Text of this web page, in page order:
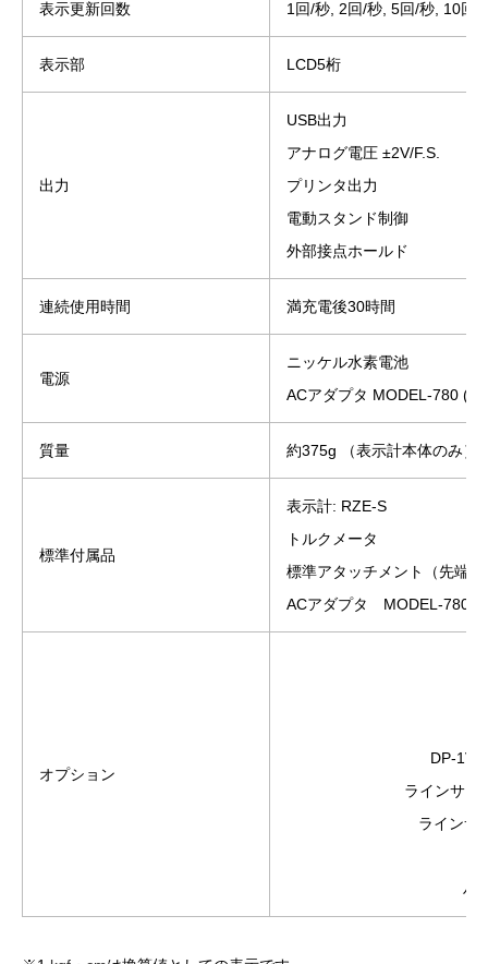
表示更新回数 1回/秒, 2回/秒, 5回/秒, 10回/
表示部 LCD5桁
出力
USB出力
アナログ電圧 ±2V/F.S.
プリンタ出力
電動スタンド制御
外部接点ホールド
連続使用時間 満充電後30時間
電源
ニッケル水素電池
ACアダプタ MODEL-780
質量 約375g （表示計本体のみ）
標準付属品
表示計: RZE-S
トルクメータ
標準アタッチメント（先端
ACアダプタ MODEL-780（
オプション
DP-
ラインサー
ラインサ
ハ